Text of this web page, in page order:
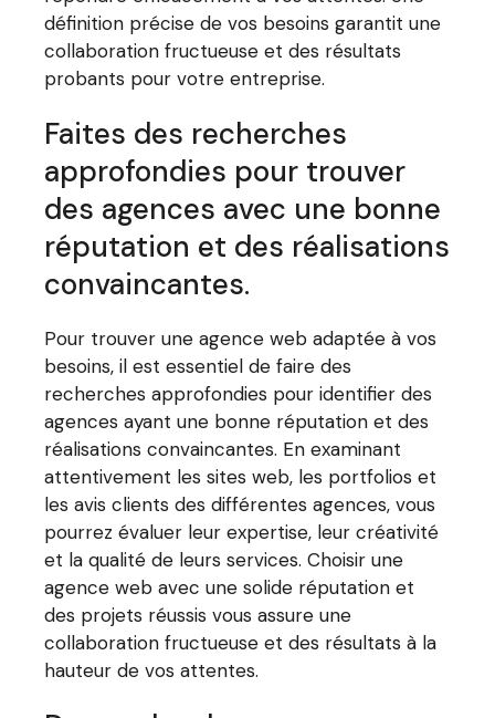
définition précise de vos besoins garantit une
collaboration fructueuse et des résultats
probants pour votre entreprise.
Faites des recherches
approfondies pour trouver
des agences avec une bonne
réputation et des réalisations
convaincantes.
Pour trouver une agence web adaptée à vos
besoins, il est essentiel de faire des
recherches approfondies pour identifier des
agences ayant une bonne réputation et des
réalisations convaincantes. En examinant
attentivement les sites web, les portfolios et
les avis clients des différentes agences, vous
pourrez évaluer leur expertise, leur créativité
et la qualité de leurs services. Choisir une
agence web avec une solide réputation et
des projets réussis vous assure une
collaboration fructueuse et des résultats à la
hauteur de vos attentes.